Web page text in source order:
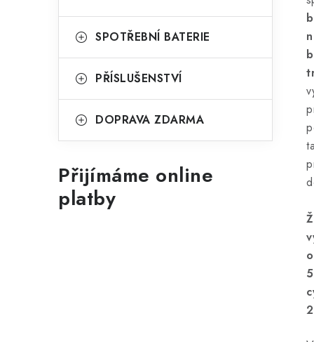
SPOTŘEBNÍ BATERIE
PŘÍSLUŠENSTVÍ
DOPRAVA ZDARMA
Přijímáme online
platby